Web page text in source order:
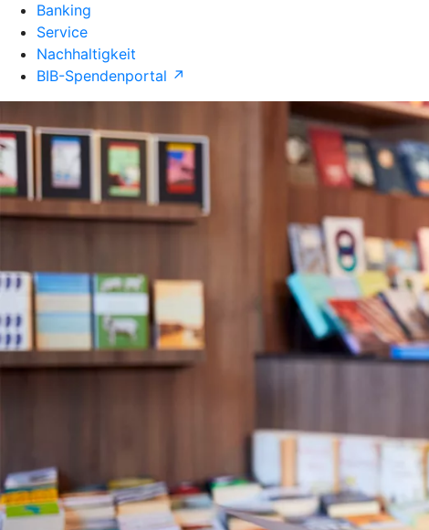
Banking
Service
Nachhaltigkeit
BIB-Spendenportal ↗